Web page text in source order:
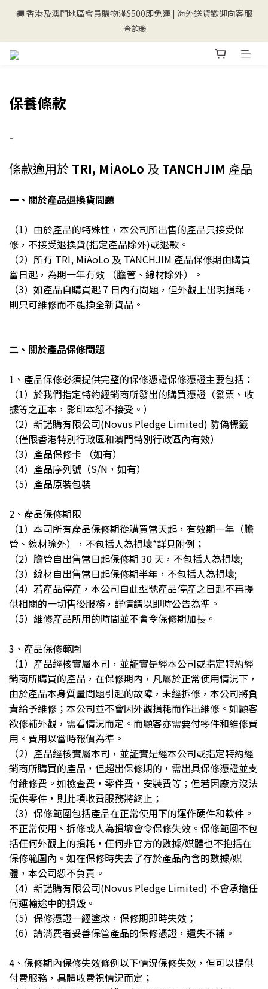
💰新登記會員即送50購物金💰
🚚 香港及澳門地區會員購物滿$500即免運 | 海外送貨歡迎向客服
查詢🌐
保養條款
-
條款適用於 TRI, MiAoLo 及 TANCHJIM 產品
一、關於產品退換貨問題
（1）由於產品的特殊性，本公司所出售的產品只接受保
修，不接受退換貨(指定產品除外)或退款。
（2）所有 TRI, MiAoLo 及 TANCHJIM 產品保修期由購買
當日起，為期一年有效 （膽管、線材除外）。
（3）如產品自購買起 7 日內有問題，但外觀上出現損耗，
則只可維修而不能換全新貨品。
二、關於產品保修問題
1、產品保修必須提供完整的保修憑證保修憑證主要包括：
（1）於我們指定特約經銷商所發出的購買憑證（發票、收
據等之正本，影印本恕不接受。）
（2）新諾購有限公司(Novus Pledge Limited) 防偽標籤
（僅限香港特別行政區和澳門特別行政區內有效）
（3）產品保修卡 （如有）
（4）產品序列號（S/N，如有）
（5）產品原裝包裝
2、產品保修期限
（1）本司所有產品保修期從購買當天起，有效期一年（膽
管、線材除外），不包括人為損壞*詳見附例；
（2）膽管自出售當日起保修期 30 天，不包括人為損壞;
（3）線材自出售當日起保修期半年，不包括人為損壞;
（4）若產品停產，本公司自此型號產品停產之日起不再提
供相關的一切售後服務，詳情請以即時公告為準。
（5）維修產品所用的時間並不會令保修期加長。
3、產品保修範圍
（1）產品經核實屬本司，並証實是經本公司或指定特約經
銷商所購買的產品，在保修期內，凡屬於正常使用情況下，
由於產品本身質量問題引起的故障，未經拆修，本公司將負
責給予維修；本公司並不會因外觀損耗而作出維修。如顧客
欲修補外觀，需看情況而定。而顧客亦需要付零件和維修費
用。費用以當時報價為準。
（2）產品經核實屬本司，並証實是經本公司或指定特約經
銷商所購買的產品，但超出保修期的，需出具保修憑證並支
付維修費。如檢查費，零件費，安裝費等；但若因廠方沒法
提供零件，則此項收費服務將終止；
（3）保修範圍包括產品在正常使用下的運作硬件和軟件。
不正常使用、拆修或人為損壞會令保修失效。保修範圍不包
括任何外觀上的損耗，任何非官方的數據/媒體也不抱括在
保修範圍內。如在保修時失去了存於產品內含的數據/媒
體，本公司恕不負責。
（4）新諾購有限公司(Novus Pledge Limited) 不會承擔任
何運輸途中的損毀。
（5）保修憑證一經塗改，保修期即時失效；
（6）請消費者妥善保管產品的保修憑證，遺失不補。
4、保修期內保修失效條例以下情況保修失效，但可以提供
付費服務，具體收費視情況而定；